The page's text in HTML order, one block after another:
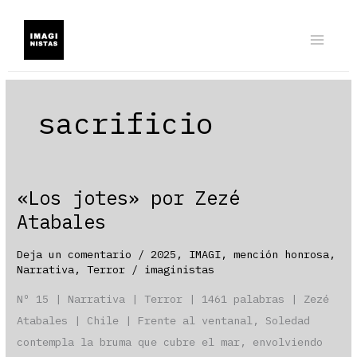
contenido
sacrificio
«Los jotes» por Zezé
Atabales
Deja un comentario /2025 , IMAGI,mención honrosa,
Narrativa,Terror / imaginistas
Nº 15 | Narrativa | Terror | 1461 palabras | Zezé
Atabales | Chile | Frente al ventanal, Soledad
contempla la bruma que cubre el mar, envolviendo